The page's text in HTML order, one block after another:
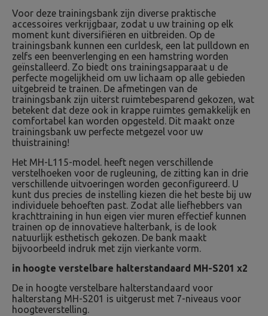
Voor deze trainingsbank zijn diverse praktische
accessoires verkrijgbaar, zodat u uw training op elk
moment kunt diversifiëren en uitbreiden. Op de
trainingsbank kunnen een curldesk, een lat pulldown en
zelfs een beenverlenging en een hamstring worden
geïnstalleerd. Zo biedt ons trainingsapparaat u de
perfecte mogelijkheid om uw lichaam op alle gebieden
uitgebreid te trainen. De afmetingen van de
trainingsbank zijn uiterst ruimtebesparend gekozen, wat
betekent dat deze ook in krappe ruimtes gemakkelijk en
comfortabel kan worden opgesteld. Dit maakt onze
trainingsbank uw perfecte metgezel voor uw
thuistraining!
Het MH-L115-model. heeft negen verschillende
verstelhoeken voor de rugleuning, de zitting kan in drie
verschillende uitvoeringen worden geconfigureerd. U
kunt dus precies de instelling kiezen die het beste bij uw
individuele behoeften past. Zodat alle liefhebbers van
krachttraining in hun eigen vier muren effectief kunnen
trainen op de innovatieve halterbank, is de look
natuurlijk esthetisch gekozen. De bank maakt
bijvoorbeeld indruk met zijn vierkante vorm.
in hoogte verstelbare halterstandaard MH-S201 x2
De in hoogte verstelbare halterstandaard voor
halterstang MH-S201 is uitgerust met 7-niveaus voor
hoogteverstelling.